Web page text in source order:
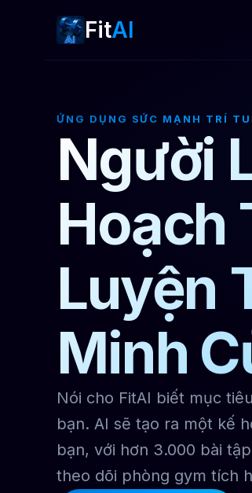
FitAI
ỨNG DỤNG SỨC MẠNH TRÍ
Người
Hoạch
Luyện
Minh
Nói cho FitAI biết mục
bạn. AI sẽ tạo ra một kế
bạn, với hơn 3.000 bài
theo dõi phòng gym tích